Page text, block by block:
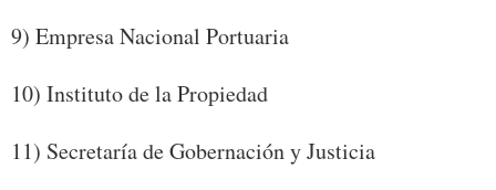
9) Empresa Nacional Portuaria
10) Instituto de la Propiedad
11) Secretaría de Gobernación y Justicia